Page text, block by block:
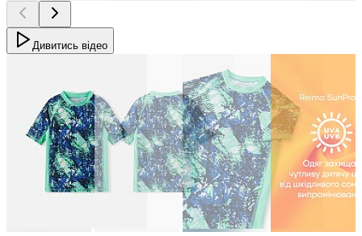
Дивитись відео